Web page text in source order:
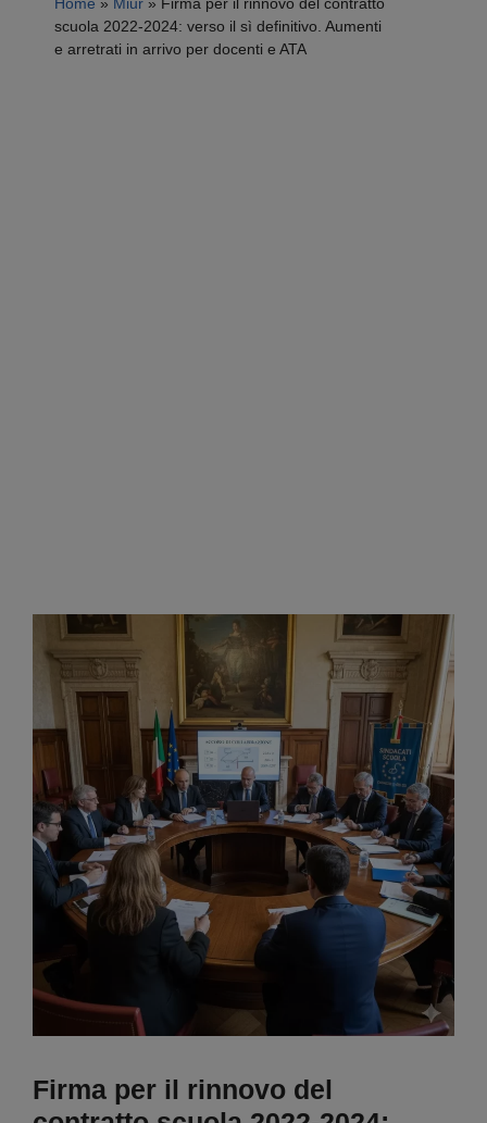
scuola 2022-2024: verso il sì definitivo. Aumenti
e arretrati in arrivo per docenti e ATA
Firma per il rinnovo del